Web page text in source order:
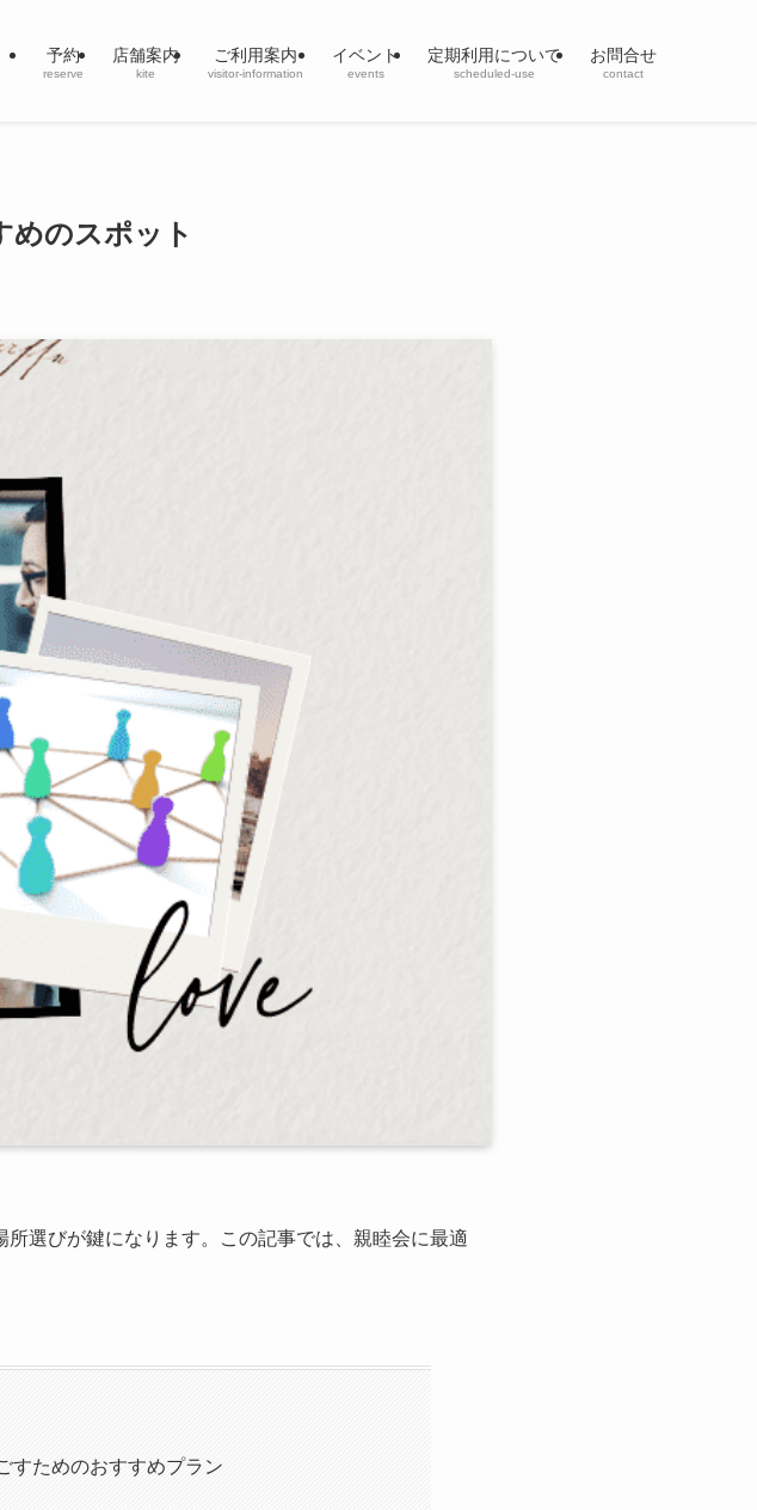
予約
reserve
店舗案内
kite
ご利用案内
visitor-information
イベント
events
定期利用について
scheduled-use
お問合せ
contact
めのスポット
選びが鍵になります。この記事では、親睦会に最適
すためのおすすめプラン